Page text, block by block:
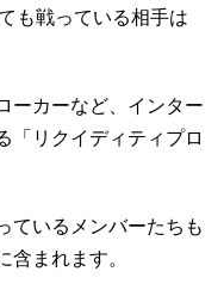
も戦っている相手は
ーカーなど、インター
「リクイディティプロ
ているメンバーたちも
含まれます。